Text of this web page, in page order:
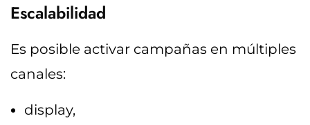
Escalabilidad
Es posible activar campañas en múltiples
canales:
display,